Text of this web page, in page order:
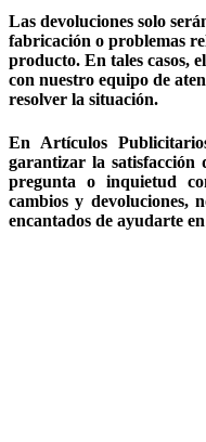
Las devoluciones solo
fabricación o problemas
producto. En tales casos,
con nuestro equipo de
resolver la situación.
En Artículos
garantizar la satisfacción
pregunta o inquietud
cambios y devoluciones,
encantados de ayudarte